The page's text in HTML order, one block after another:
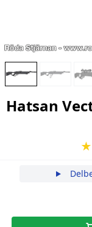
Hatsan